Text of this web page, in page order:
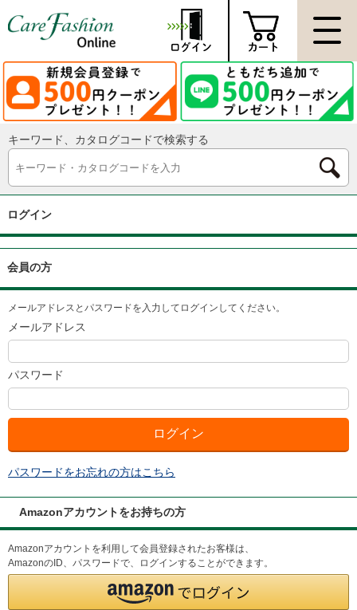
キーワード、カタログコードで検索する
ログイン
会員の方
メールアドレスとパスワードを入力してログインしてください。
メールアドレス
パスワード
パスワードをお忘れの方はこちら
Amazonアカウントをお持ちの方
Amazonアカウントを利用して会員登録されたお客様は、
AmazonのID、パスワードで、ログインすることができます。